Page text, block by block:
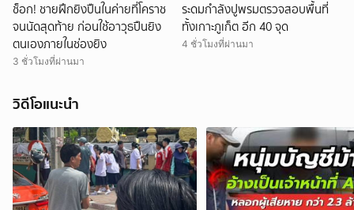
ช็อก! ชายฝึกยิงปืนในค่ายที่โคราช
จนนัดสุดท้าย ก่อนใช้อาวุธปืนยิง
ตนเองภายในช่องยิง
3 ชั่วโมงที่ผ่านมา
ระดมกำลังปูพรมตรวจสอบพื้นที่
ทั้งเกาะภูเก็ต อีก 40 จุด
4 ชั่วโมงที่ผ่านมา
วิดีโอแนะนำ